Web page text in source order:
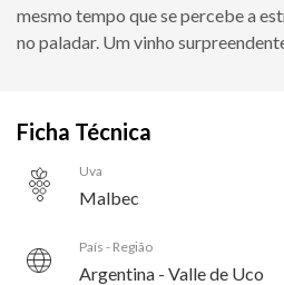
mesmo tempo que se percebe a
no paladar. Um vinho
Ficha Técnica
Uva
Malbec
País - Região
Argentina - Valle de Uco